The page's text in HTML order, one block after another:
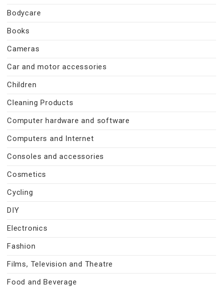
Bodycare
Books
Cameras
Car and motor accessories
Children
Cleaning Products
Computer hardware and software
Computers and Internet
Consoles and accessories
Cosmetics
Cycling
DIY
Electronics
Fashion
Films, Television and Theatre
Food and Beverage